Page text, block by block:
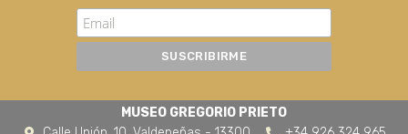
FUNDACIÓN
TIENDA
NOTICIAS
MUSEO GREGORIO PRIETO